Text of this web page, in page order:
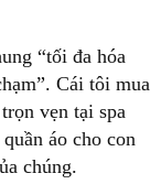
“tối đa hóa
Cái tôi mua
vẹn tại spa
áo cho con
chúng.